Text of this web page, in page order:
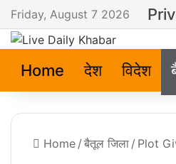
Friday, August 7 2026
Home देश विदेश
Home / बैतूल जिला / Plot